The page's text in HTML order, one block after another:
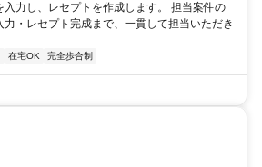
入力し、レセプトを作成します。 担当案件の
力・レセプト完成まで、一貫して担当いただき
在宅OK 完全歩合制